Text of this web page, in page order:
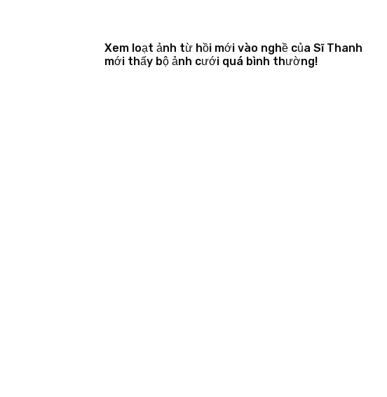
Xem loạt ảnh từ hồi mới vào nghề của Sĩ Thanh
mới thấy bộ ảnh cưới quá bình thường!